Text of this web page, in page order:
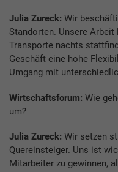
Julia Zureck: Wir
Standorten. Unsere
Transporte nachts
Geschäft eine hohe
Umgang mit
Wirtschaftsforum: Wie
um?
Julia Zureck: Wir setzen
Quereinsteiger. Uns ist
Mitarbeiter zu gewinnen,